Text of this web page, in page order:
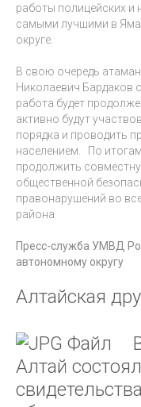
работы полицейских и
самыми лучшими в
округе.
В свою очередь
Николаевич Бардаков
работа будет
активно будут
порядка и проводить
населением. По
продолжить
общественной
правонарушений во
района.
Пресс-служба УМВД
автономному округу
Алтайская
Алтай